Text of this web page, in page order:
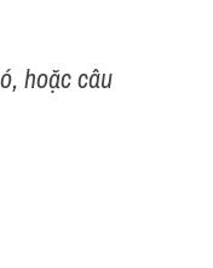
hoặc câu